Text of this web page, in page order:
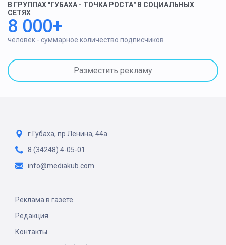
В ГРУППАХ "ГУБАХА - ТОЧКА РОСТА" В СОЦИАЛЬНЫХ
СЕТЯХ
8 000+
человек - суммарное количество подписчиков
Разместить рекламу
г.Губаха, пр.Ленина, 44а
8 (34248) 4-05-01
info@mediakub.com
Реклама в газете
Редакция
Контакты